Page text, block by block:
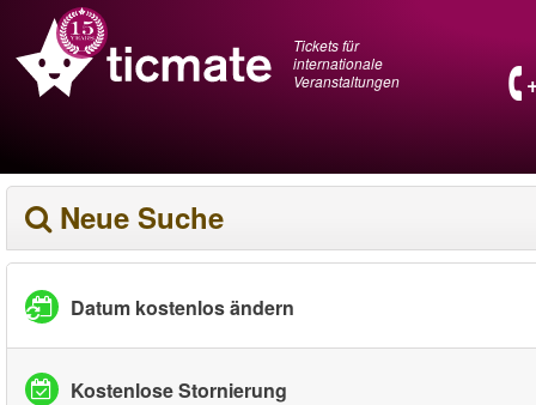
Tickets für
internationale
Veranstaltungen
Neue Suche
Datum kostenlos ändern
Kostenlose Stornierung